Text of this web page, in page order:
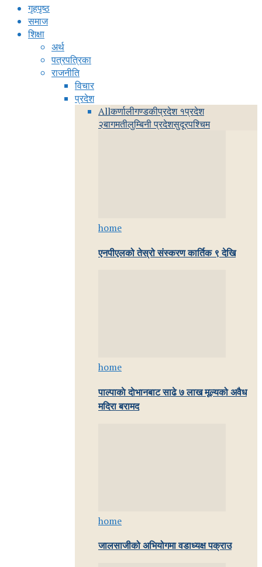
गृहपृष्ठ
समाज
शिक्षा
अर्थ
पत्रपत्रिका
राजनीति
विचार
प्रदेश
Allकर्णालीगण्डकीप्रदेश १प्रदेश
२बागमतीलुम्बिनी प्रदेशसुदूरपश्चिम
home
एनपीएलको तेस्रो संस्करण कार्तिक ९ देखि
home
पाल्पाकाे दाेभानबाट साढे ७ लाख मूल्यको अवैध
मदिरा बरामद
home
जालसाजीको अभियोगमा वडाध्यक्ष पक्राउ